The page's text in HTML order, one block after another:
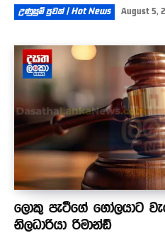
උණුසුම් පුවත් | Hot News August 5,
ලොකු පැටීගේ ගෝලයාට
නිලධාරියා රිමාන්ඩ්